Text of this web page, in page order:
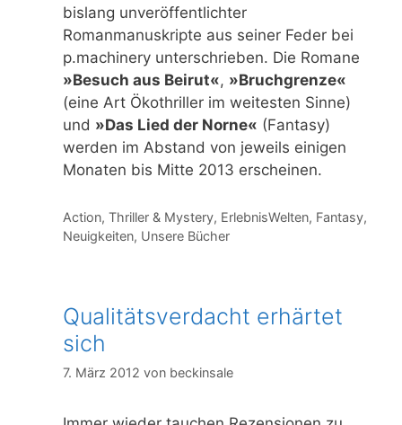
bislang unveröffentlichter
Romanmanuskripte aus seiner Feder bei
p.machinery unterschrieben. Die Romane
»Besuch aus Beirut«, »Bruchgrenze«
(eine Art Ökothriller im weitesten Sinne)
und »Das Lied der Norne« (Fantasy)
werden im Abstand von jeweils einigen
Monaten bis Mitte 2013 erscheinen.
Kategorien
Action, Thriller & Mystery, ErlebnisWelten, Fantasy,
Neuigkeiten, Unsere Bücher
Qualitätsverdacht erhärtet
sich
7. März 2012 von beckinsale